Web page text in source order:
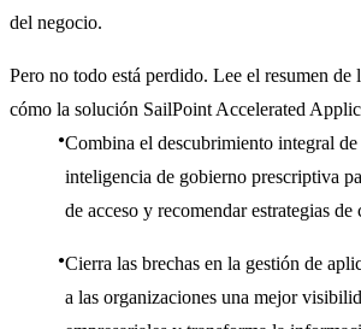
del negocio.
Pero no todo está perdido. Lee el resumen de
cómo la solución SailPoint Accelerated
Combina el descubrimiento integral
inteligencia de gobierno prescriptiva
de acceso y recomendar estrategias
Cierra las brechas en la gestión de
a las organizaciones una mejor